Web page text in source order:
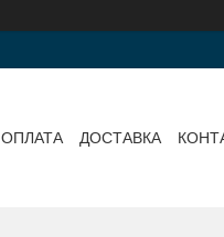
ОПЛАТА ДОСТАВКА